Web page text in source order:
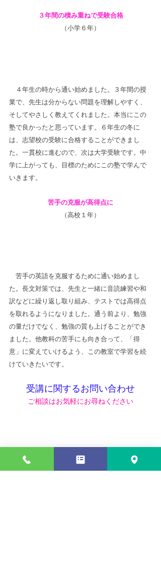
３年間の積み重ねで受験合格
（小学６年）
４年生の時から通い始めました。３年間の授
業で、先生は分からない問題を理解しやすく、
そしてやさしく教えてくれました。本当にこの
塾で良かったと思っています。６年生の冬に
は、志望校の受験に合格することができまし
た。一貫校に進むので、次は大学受験です。中
学に上がっても、目標のためにこの塾で学んで
いきます。
苦手の克服が高得点に
（高校１年）
苦手の英語を克服するために通い始めまし
た。長文対策では、先生と一緒に音読練習や和
訳などに繰り返し取り組み、テストでは高得点
を取れるようになりました。通う前より、勉強
の量だけでなく、勉強の質も上げることができ
ました。他教科の苦手にも向き合って、「得
意」に変えていけるよう、この教室で学習を続
けていきたいです。
受講に関するお問い合わせ
ご相談はお気軽にお尋ねください